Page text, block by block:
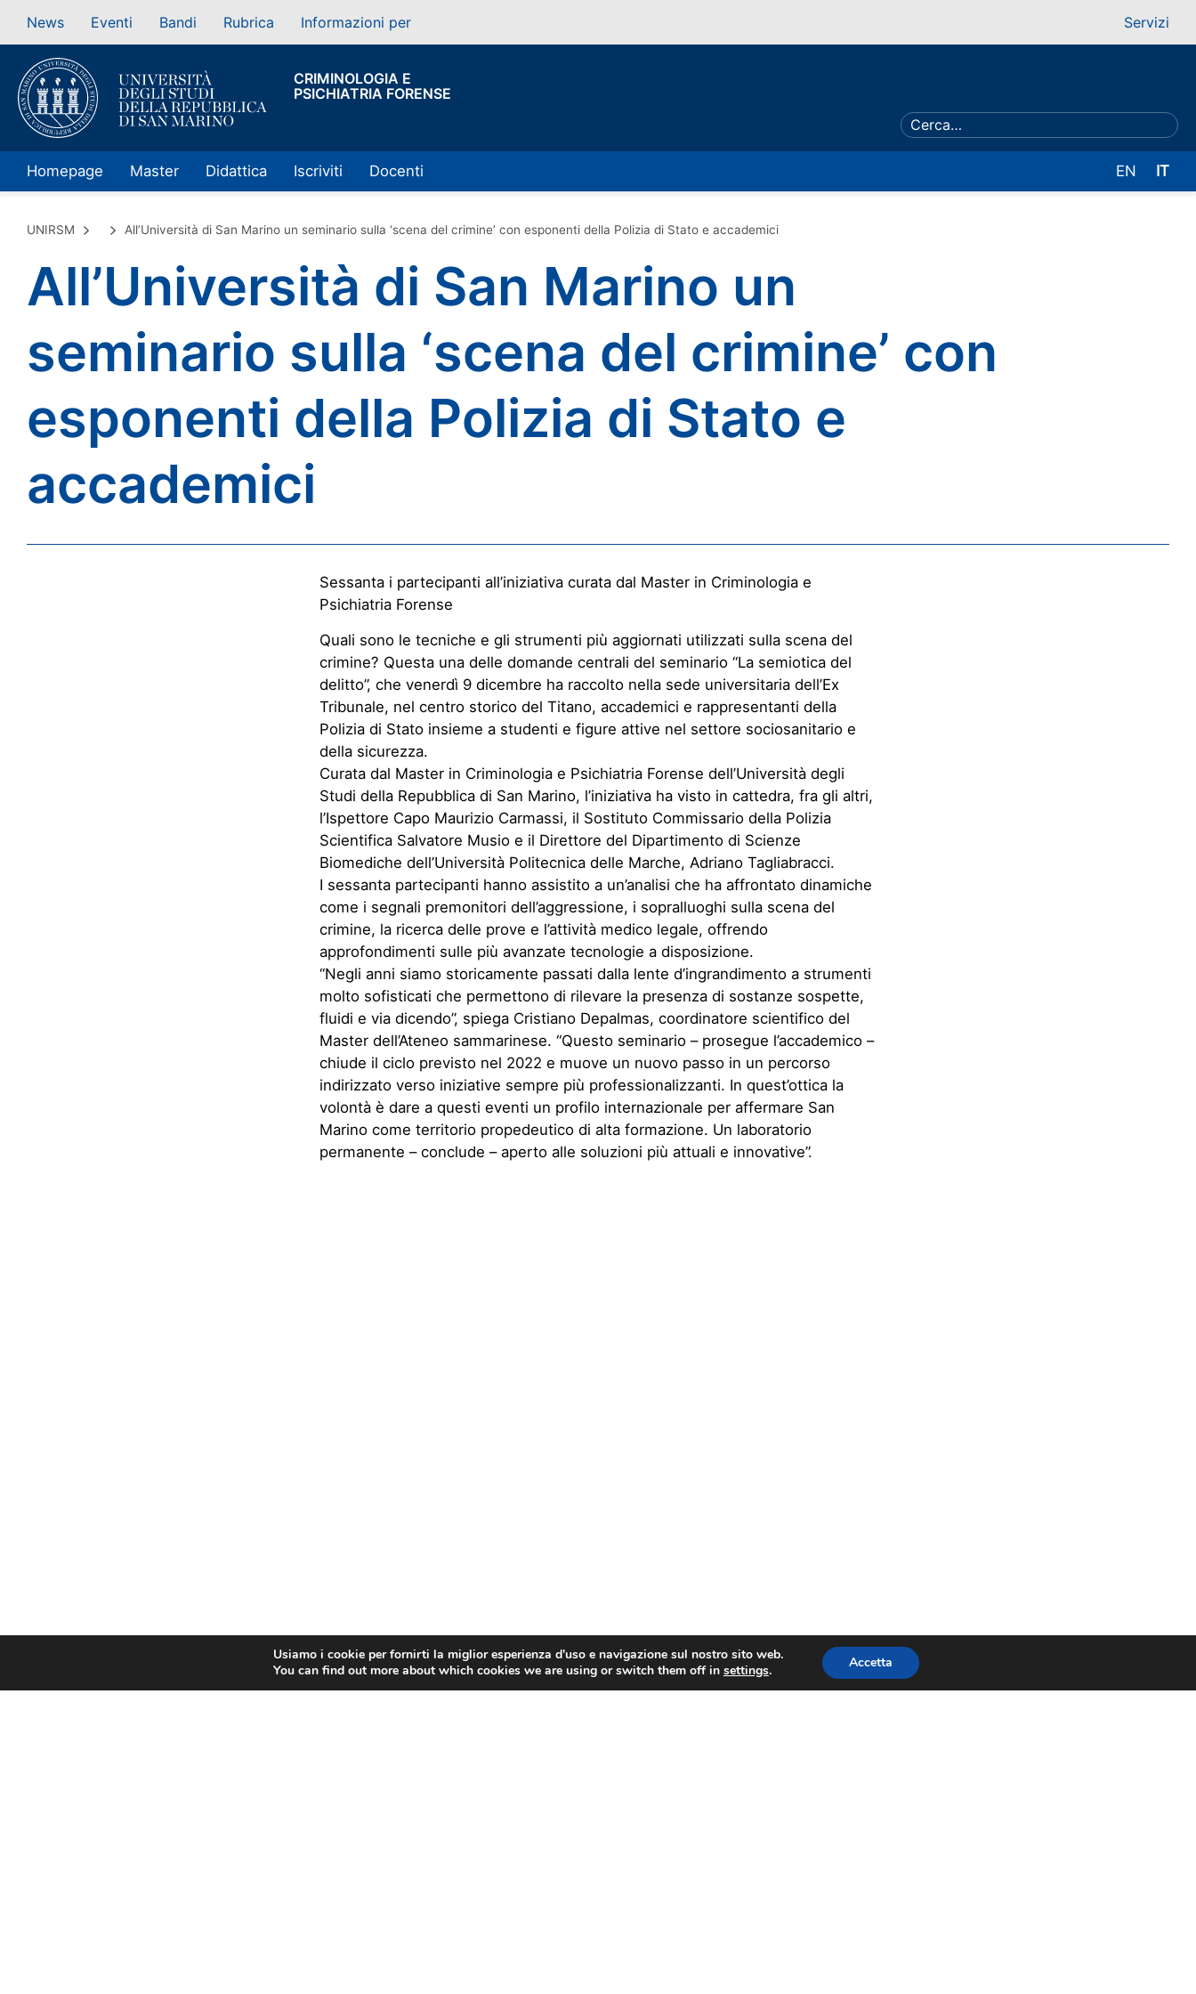
News Eventi Bandi Rubrica Informazioni per Servizi
CRIMINOLOGIA E
PSICHIATRIA FORENSE
Homepage Master Didattica Iscriviti Docenti EN IT
UNIRSM All’Università di San Marino un seminario sulla ‘scena del crimine’ con esponenti della Polizia di Stato e accademici
All’Università di San Marino un
seminario sulla ‘scena del crimine’ con
esponenti della Polizia di Stato e
accademici
Sessanta i partecipanti all’iniziativa curata dal Master in Criminologia e
Psichiatria Forense
Quali sono le tecniche e gli strumenti più aggiornati utilizzati sulla scena del
crimine? Questa una delle domande centrali del seminario “La semiotica del
delitto”, che venerdì 9 dicembre ha raccolto nella sede universitaria dell’Ex
Tribunale, nel centro storico del Titano, accademici e rappresentanti della
Polizia di Stato insieme a studenti e figure attive nel settore sociosanitario e
della sicurezza.
Curata dal Master in Criminologia e Psichiatria Forense dell’Università degli
Studi della Repubblica di San Marino, l’iniziativa ha visto in cattedra, fra gli altri,
l’Ispettore Capo Maurizio Carmassi, il Sostituto Commissario della Polizia
Scientifica Salvatore Musio e il Direttore del Dipartimento di Scienze
Biomediche dell’Università Politecnica delle Marche, Adriano Tagliabracci.
I sessanta partecipanti hanno assistito a un’analisi che ha affrontato dinamiche
come i segnali premonitori dell’aggressione, i sopralluoghi sulla scena del
crimine, la ricerca delle prove e l’attività medico legale, offrendo
approfondimenti sulle più avanzate tecnologie a disposizione.
“Negli anni siamo storicamente passati dalla lente d’ingrandimento a strumenti
molto sofisticati che permettono di rilevare la presenza di sostanze sospette,
fluidi e via dicendo”, spiega Cristiano Depalmas, coordinatore scientifico del
Master dell’Ateneo sammarinese. “Questo seminario – prosegue l’accademico –
chiude il ciclo previsto nel 2022 e muove un nuovo passo in un percorso
indirizzato verso iniziative sempre più professionalizzanti. In quest’ottica la
volontà è dare a questi eventi un profilo internazionale per affermare San
Marino come territorio propedeutico di alta formazione. Un laboratorio
permanente – conclude – aperto alle soluzioni più attuali e innovative”.
Usiamo i cookie per fornirti la miglior esperienza d'uso e navigazione sul nostro sito web.
You can find out more about which cookies we are using or switch them off in settings. Accetta